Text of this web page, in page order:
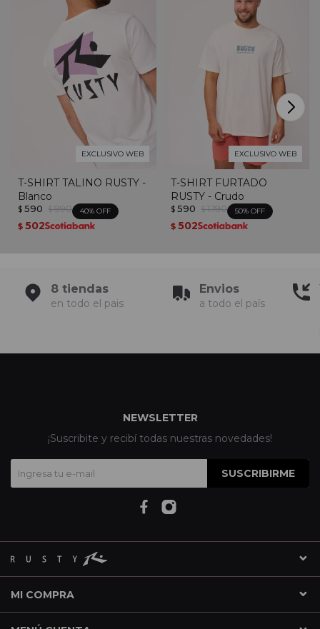
EXCLUSIVO WEB
T-SHIRT TALINO RUSTY -
Blanco
$ 590 $ 990 40
$ 502
EXCLUSIVO WEB
T-SHIRT FURTADO
RUSTY - Crudo
$ 590 $ 1.190 50
$ 502
8 tiendas
en todo el pais
Envios
a todo el país
MI COMPRA
NEWSLETTER
¡Suscribite y recibí todas nuestras novedades!
SUSCRIBIRME